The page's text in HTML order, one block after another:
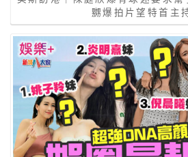
嬲爆拍片望特首主